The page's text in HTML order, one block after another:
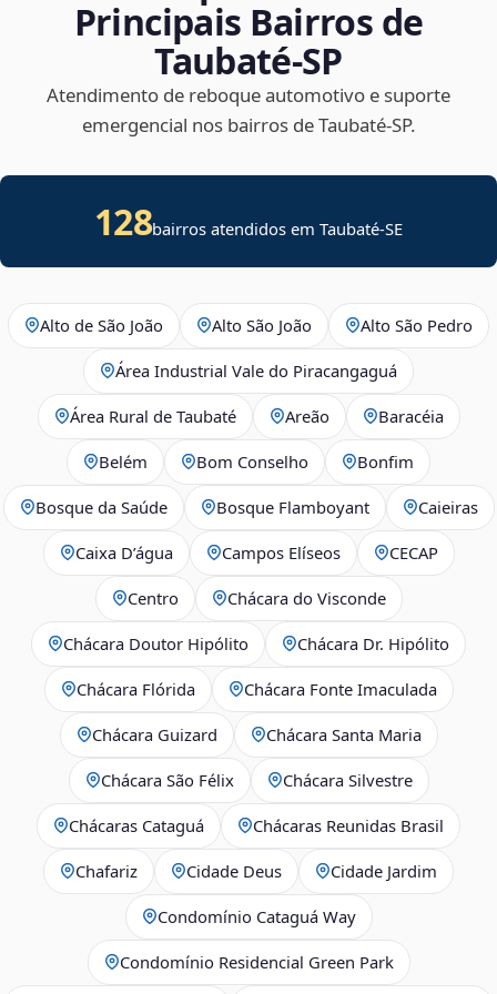
Principais Bairros de
Taubaté‑SP
Atendimento de reboque automotivo e suporte
emergencial nos bairros de Taubaté‑SP.
128bairros atendidos emTaubaté-SE
Alto de São João Alto São João Alto São Pedro
Área Industrial Vale do Piracangaguá
Área Rural de Taubaté Areão Baracéia
Belém Bom Conselho Bonfim
Bosque da Saúde Bosque Flamboyant Caieiras
Caixa D’água Campos Elíseos CECAP
Centro Chácara do Visconde
Chácara Doutor Hipólito Chácara Dr. Hipólito
Chácara Flórida Chácara Fonte Imaculada
Chácara Guizard Chácara Santa Maria
Chácara São Félix Chácara Silvestre
Chácaras Cataguá Chácaras Reunidas Brasil
Chafariz Cidade Deus Cidade Jardim
Condomínio Cataguá Way
Condomínio Residencial Green Park